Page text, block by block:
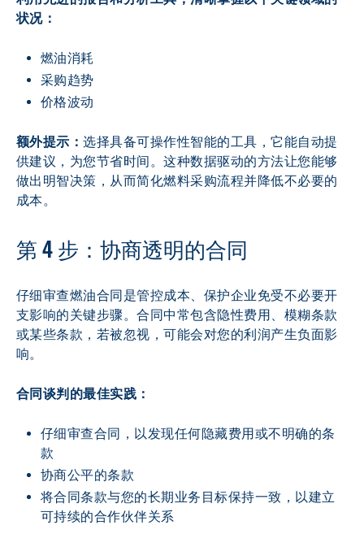
状况：
燃油消耗
采购趋势
价格波动
额外提示：选择具备可操作性智能的工具，它能自动提
供建议，为您节省时间。这种数据驱动的方法让您能够
做出明智决策，从而简化燃料采购流程并降低不必要的
成本。
第 4 步：协商透明的合同
仔细审查燃油合同是管控成本、保护企业免受不必要开
支影响的关键步骤。合同中常包含隐性费用、模糊条款
或某些条款，若被忽视，可能会对您的利润产生负面影
响。
合同谈判的最佳实践：
仔细审查合同，以发现任何隐藏费用或不明确的条
款
协商公平的条款
将合同条款与您的长期业务目标保持一致，以建立
可持续的合作伙伴关系